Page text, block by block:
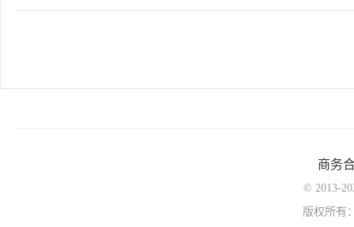
商务
© 2013-
版权所有